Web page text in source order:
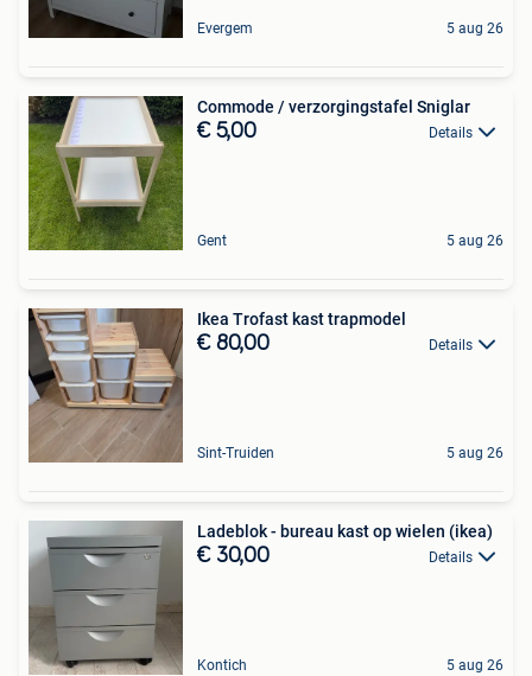
Evergem 5 aug 26
Commode / verzorgingstafel Sniglar
€ 5,00 Details
Gent 5 aug 26
Ikea Trofast kast trapmodel
€ 80,00 Details
Sint-Truiden 5 aug 26
Ladeblok - bureau kast op wielen (ikea)
€ 30,00 Details
Kontich 5 aug 26